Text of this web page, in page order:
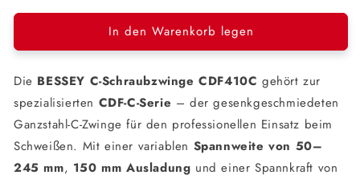
In den Warenkorb legen
Die BESSEY C-Schraubzwinge CDF410C gehört zur
spezialisierten CDF-C-Serie – der gesenkgeschmiedeten
Ganzstahl-C-Zwinge für den professionellen Einsatz beim
Schweißen. Mit einer variablen Spannweite von 50–
245 mm, 150 mm Ausladung und einer Spannkraft von